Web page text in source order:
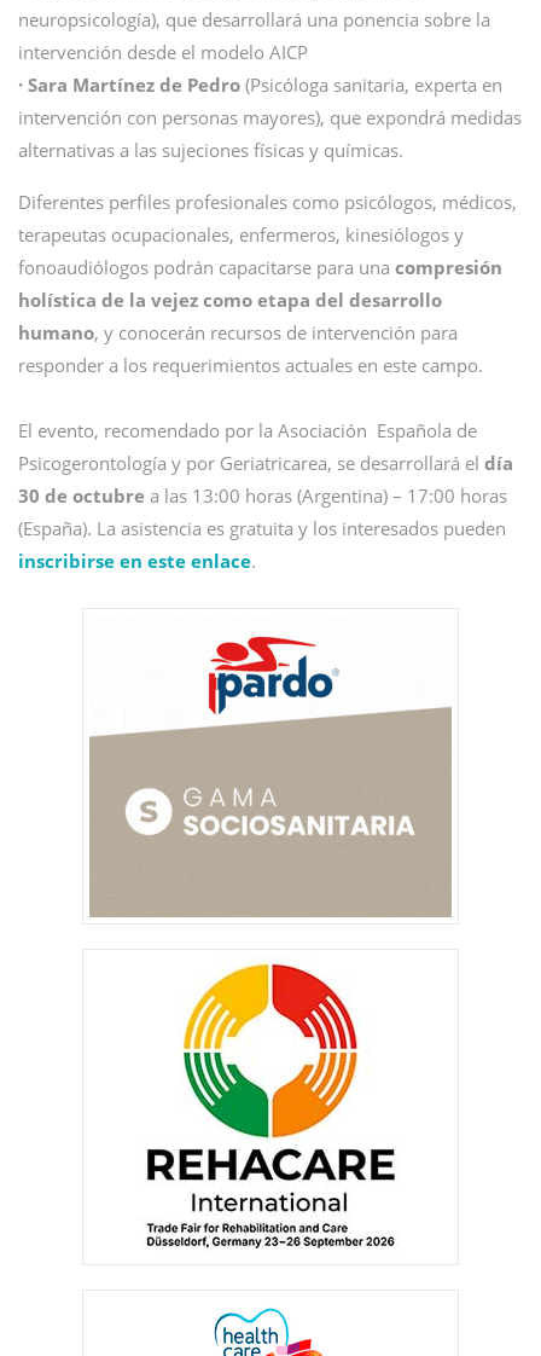
neuropsicología), que desarrollará una ponencia sobre la
intervención desde el modelo AICP
· Sara Martínez de Pedro (Psicóloga sanitaria, experta en
intervención con personas mayores), que expondrá medidas
alternativas a las sujeciones físicas y químicas.
Diferentes perfiles profesionales como psicólogos, médicos,
terapeutas ocupacionales, enfermeros, kinesiólogos y
fonoaudiólogos podrán capacitarse para una compresión
holística de la vejez como etapa del desarrollo
humano, y conocerán recursos de intervención para
responder a los requerimientos actuales en este campo.
El evento, recomendado por la Asociación Española de
Psicogerontología y por Geriatricarea, se desarrollará el día
30 de octubre a las 13:00 horas (Argentina) – 17:00 horas
(España). La asistencia es gratuita y los interesados pueden
inscribirse en este enlace.